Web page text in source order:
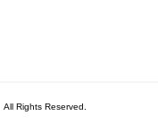
Rights Reserved.